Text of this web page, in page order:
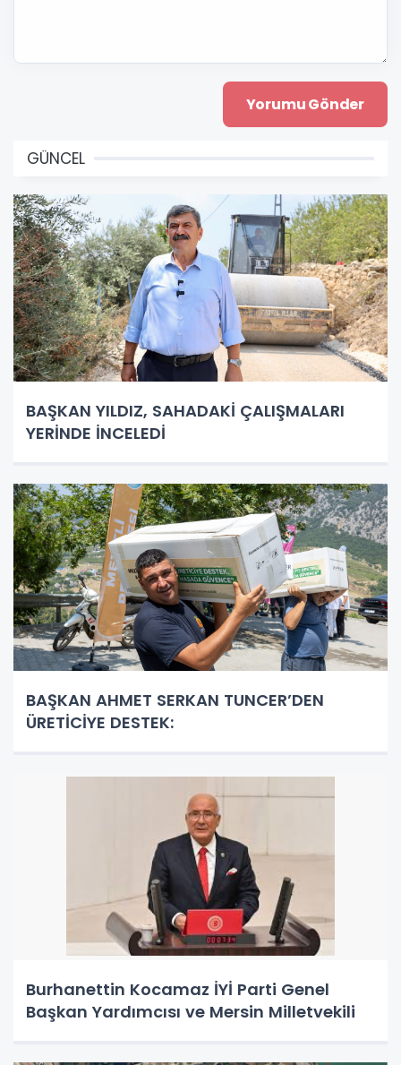
GÜNCEL
BAŞKAN YILDIZ, SAHADAKİ ÇALIŞMALARI
YERİNDE İNCELEDİ
BAŞKAN AHMET SERKAN TUNCER’DEN
ÜRETİCİYE DESTEK:
Burhanettin Kocamaz İYİ Parti Genel
Başkan Yardımcısı ve Mersin Milletvekili